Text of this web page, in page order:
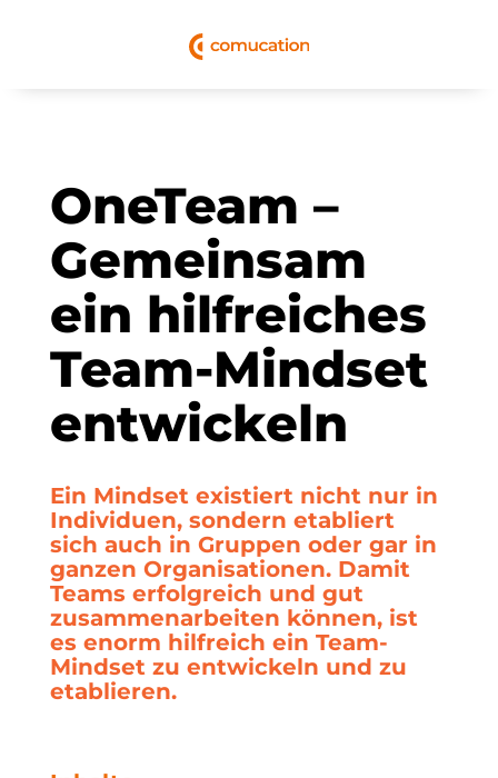
OneTeam –
Gemeinsam
ein hilfreiches
Team-Mindset
entwickeln
Ein Mindset existiert nicht nur in
Individuen, sondern etabliert
sich auch in Gruppen oder gar in
ganzen Organisationen. Damit
Teams erfolgreich und gut
zusammenarbeiten können, ist
es enorm hilfreich ein Team-
Mindset zu entwickeln und zu
etablieren.